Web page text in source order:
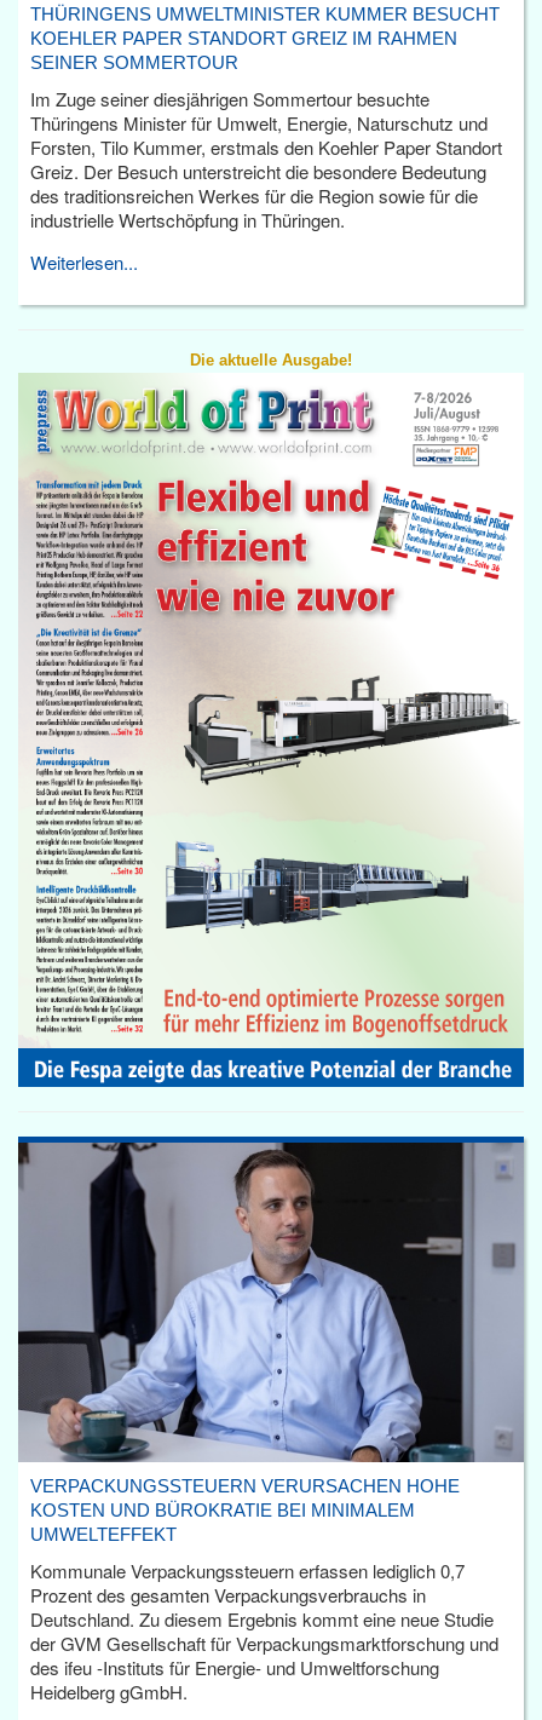
THÜRINGENS UMWELTMINISTER KUMMER BESUCHT
KOEHLER PAPER STANDORT GREIZ IM RAHMEN
SEINER SOMMERTOUR
Im Zuge seiner diesjährigen Sommertour besuchte
Thüringens Minister für Umwelt, Energie, Naturschutz und
Forsten, Tilo Kummer, erstmals den Koehler Paper Standort
Greiz. Der Besuch unterstreicht die besondere Bedeutung
des traditionsreichen Werkes für die Region sowie für die
industrielle Wertschöpfung in Thüringen.
Weiterlesen...
Die aktuelle Ausgabe!
VERPACKUNGSSTEUERN VERURSACHEN HOHE
KOSTEN UND BÜROKRATIE BEI MINIMALEM
UMWELTEFFEKT
Kommunale Verpackungssteuern erfassen lediglich 0,7
Prozent des gesamten Verpackungsverbrauchs in
Deutschland. Zu diesem Ergebnis kommt eine neue Studie
der GVM Gesellschaft für Verpackungsmarktforschung und
des ifeu -Instituts für Energie- und Umweltforschung
Heidelberg gGmbH.